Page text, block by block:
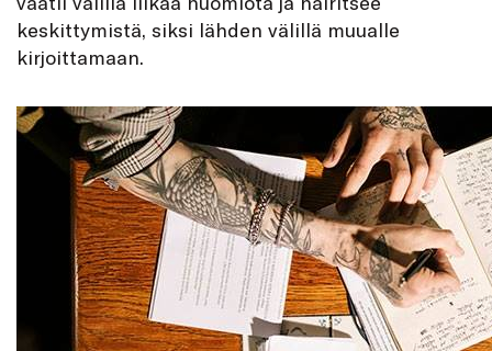
keskittymistä, siksi lähden välillä muualle
kirjoittamaan.